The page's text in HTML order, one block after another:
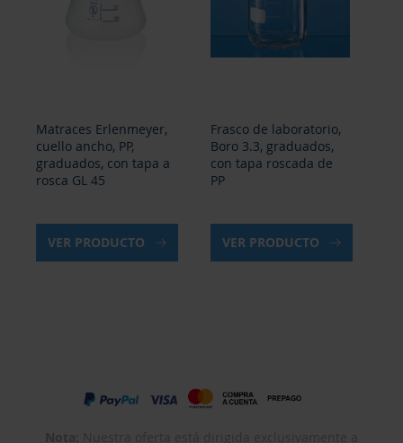
Matraces Erlenmeyer,
cuello ancho, PP,
graduados, con tapa a
rosca GL 45
VER PRODUCTO
Frasco de laboratorio,
Boro 3.3, graduados,
con tapa roscada de
PP
VER PRODUCTO